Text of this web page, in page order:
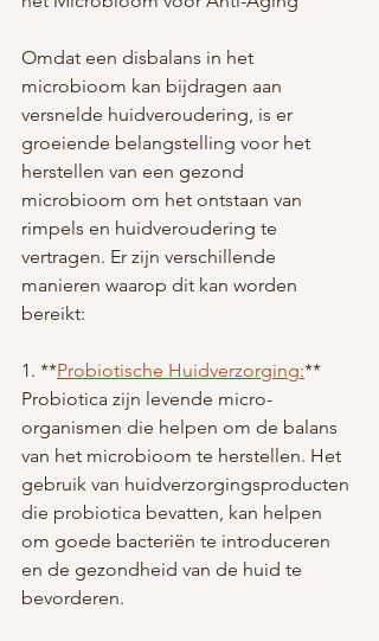
Omdat een disbalans in het
microbioom kan bijdragen aan
versnelde huidveroudering, is er
groeiende belangstelling voor het
herstellen van een gezond
microbioom om het ontstaan van
rimpels en huidveroudering te
vertragen. Er zijn verschillende
manieren waarop dit kan worden
bereikt:
1. **Probiotische Huidverzorging:**
Probiotica zijn levende micro-
organismen die helpen om de balans
van het microbioom te herstellen. Het
gebruik van huidverzorgingsproducten
die probiotica bevatten, kan helpen
om goede bacteriën te introduceren
en de gezondheid van de huid te
bevorderen.